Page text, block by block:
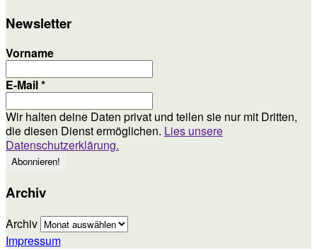
Newsletter
Vorname
E-Mail*
Wir halten deine Daten privat und teilen sie nur mit Dritten,
die diesen Dienst ermöglichen. Lies unsere
Datenschutzerklärung.
Archiv
Archiv
Impressum